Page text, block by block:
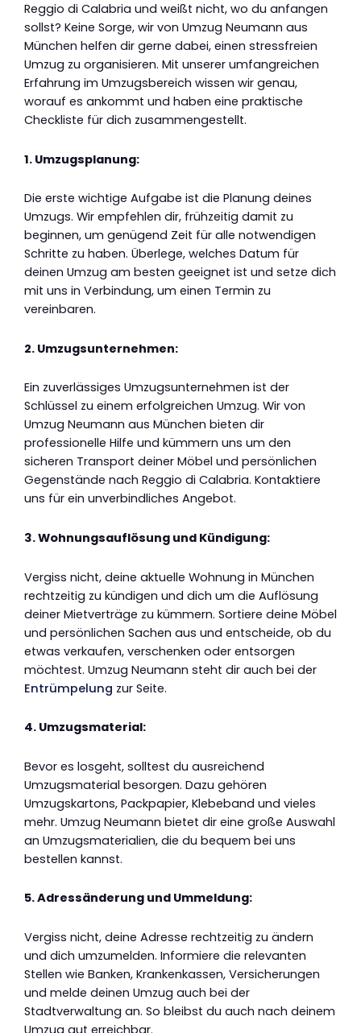
Reggio di Calabria und weißt nicht, wo du anfangen
sollst? Keine Sorge, wir von Umzug Neumann aus
München helfen dir gerne dabei, einen stressfreien
Umzug zu organisieren. Mit unserer umfangreichen
Erfahrung im Umzugsbereich wissen wir genau,
worauf es ankommt und haben eine praktische
Checkliste für dich zusammengestellt.
1. Umzugsplanung:
Die erste wichtige Aufgabe ist die Planung deines
Umzugs. Wir empfehlen dir, frühzeitig damit zu
beginnen, um genügend Zeit für alle notwendigen
Schritte zu haben. Überlege, welches Datum für
deinen Umzug am besten geeignet ist und setze dich
mit uns in Verbindung, um einen Termin zu
vereinbaren.
2. Umzugsunternehmen:
Ein zuverlässiges Umzugsunternehmen ist der
Schlüssel zu einem erfolgreichen Umzug. Wir von
Umzug Neumann aus München bieten dir
professionelle Hilfe und kümmern uns um den
sicheren Transport deiner Möbel und persönlichen
Gegenstände nach Reggio di Calabria. Kontaktiere
uns für ein unverbindliches Angebot.
3. Wohnungsauflösung und Kündigung:
Vergiss nicht, deine aktuelle Wohnung in München
rechtzeitig zu kündigen und dich um die Auflösung
deiner Mietverträge zu kümmern. Sortiere deine Möbel
und persönlichen Sachen aus und entscheide, ob du
etwas verkaufen, verschenken oder entsorgen
möchtest. Umzug Neumann steht dir auch bei der
Entrümpelung zur Seite.
4. Umzugsmaterial:
Bevor es losgeht, solltest du ausreichend
Umzugsmaterial besorgen. Dazu gehören
Umzugskartons, Packpapier, Klebeband und vieles
mehr. Umzug Neumann bietet dir eine große Auswahl
an Umzugsmaterialien, die du bequem bei uns
bestellen kannst.
5. Adressänderung und Ummeldung:
Vergiss nicht, deine Adresse rechtzeitig zu ändern
und dich umzumelden. Informiere die relevanten
Stellen wie Banken, Krankenkassen, Versicherungen
und melde deinen Umzug auch bei der
Stadtverwaltung an. So bleibst du auch nach deinem
Umzug gut erreichbar.